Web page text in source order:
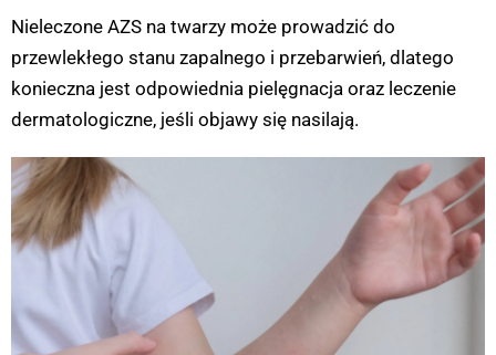
Nieleczone AZS na twarzy może prowadzić do
przewlekłego stanu zapalnego i przebarwień, dlatego
konieczna jest odpowiednia pielęgnacja oraz leczenie
dermatologiczne, jeśli objawy się nasilają.